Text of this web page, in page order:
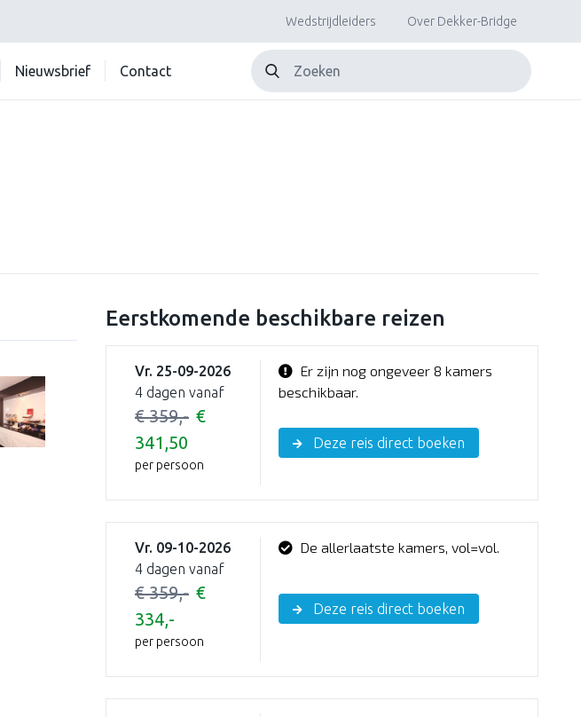
Wedstrijdleiders Over Dekker-Bridge
Nieuwsbrief Contact
Eerstkomende beschikbare reizen
Vr. 25-09-2026
4 dagen vanaf
€ 359,- €
341,50
per persoon
Er zijn nog ongeveer 8 kamers
beschikbaar.
Deze reis direct boeken
Vr. 09-10-2026
4 dagen vanaf
€ 359,- €
334,-
per persoon
De allerlaatste kamers, vol=vol.
Deze reis direct boeken